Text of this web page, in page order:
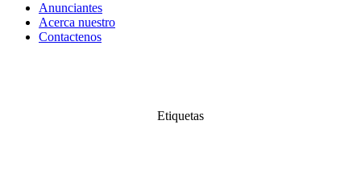
Anunciantes
Acerca nuestro
Contactenos
Etiquetas